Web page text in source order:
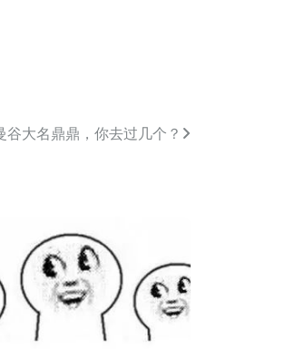
谷大名鼎鼎，你去过几个？